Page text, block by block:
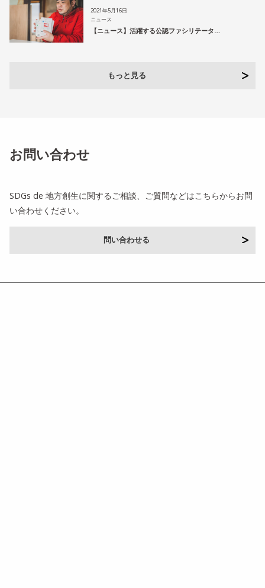
2021年5月16日
ニュース
【ニュース】活躍する公認ファシリテータ…
もっと見る
お問い合わせ
SDGs de 地方創生に関するご相談、ご質問などはこちらからお問
い合わせください。
問い合わせる